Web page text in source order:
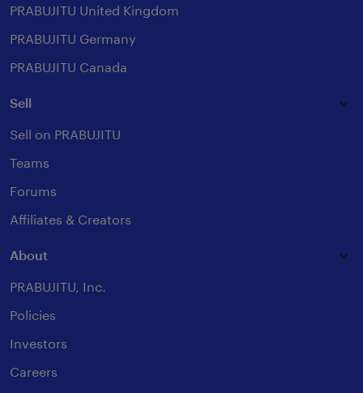
PRABUJITU United Kingdom
PRABUJITU Germany
PRABUJITU Canada
Sell
Sell on PRABUJITU
Teams
Forums
Affiliates & Creators
About
PRABUJITU, Inc.
Policies
Investors
Careers